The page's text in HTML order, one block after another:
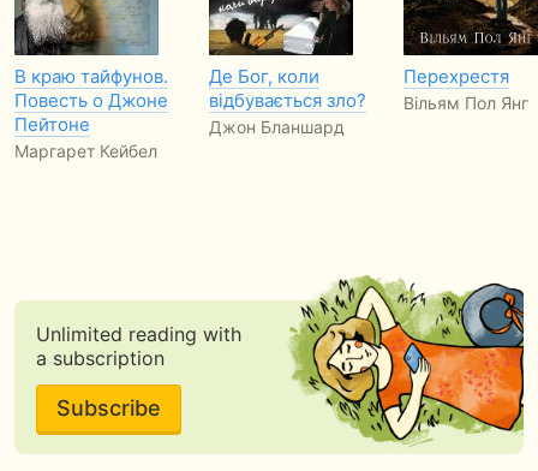
В краю тайфунов.
Повесть о Джоне
Пейтоне
Маргарет Кейбел
Де Бог, коли
відбувається зло?
Джон Бланшард
Перехрестя
Вільям Пол Янг
Unlimited reading with
a subscription
Subscribe